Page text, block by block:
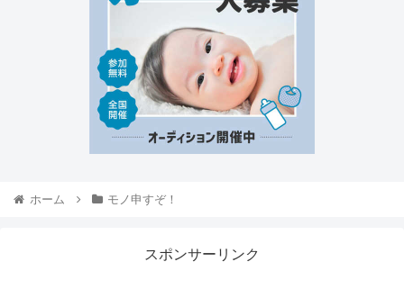
ホーム モノ申すぞ！
スポンサーリンク